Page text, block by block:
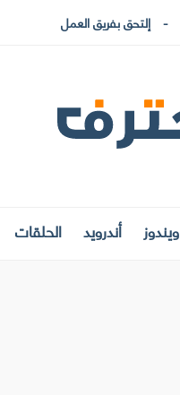
إلتحق بفريق العمل
ويندوز أندرويد الحلقات